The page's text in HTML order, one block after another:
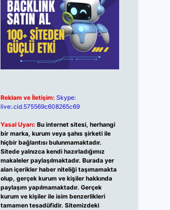
Reklam ve İletişim: Skype:
live:.cid.575569c608265c69
Yasal Uyarı: Bu internet sitesi, herhangi
bir marka, kurum veya şahıs şirketi ile
hiçbir bağlantısı bulunmamaktadır.
Sitede yalnızca kendi hazırladığımız
makaleler paylaşılmaktadır. Burada yer
alan içerikler haber niteliği taşımamakta
olup, gerçek kurum ve kişiler hakkında
paylaşım yapılmamaktadır. Gerçek
kurum ve kişiler ile isim benzerlikleri
tamamen tesadüfidir. Sitemizdeki